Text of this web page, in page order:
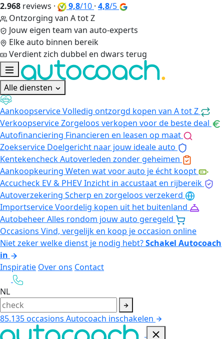
2.968 reviews · 9,8/10 · 4,8/5
Ontzorging van A tot Z
Jouw eigen team van auto-experts
Elke auto binnen bereik
Verdient zich dubbel en dwars terug
Alle diensten
AankoopserviceVolledig ontzorgd kopen van A tot Z
VerkoopserviceZorgeloos verkopen voor de beste deal
Autofinanciering Financieren en leasen op maat
Zoekservice Doelgericht naar jouw ideale auto
KentekencheckAutoverleden zonder geheimen
Aankoopkeuring Weten wat voor auto je écht koopt
Accucheck EV & PHEVInzicht in accustaat en rijbereik
Autoverzekering Scherp en zorgeloos verzekerd
ImportserviceVoordelig kopen uit het buitenland
AutobeheerAlles rondom jouw auto geregeld
Occasions Vind, vergelijk en koop je occasion online
Niet zeker welke dienst je nodig hebt?Schakel Autocoach
in
Inspiratie Over ons Contact
NL
85.135occasions Autocoach inschakelen